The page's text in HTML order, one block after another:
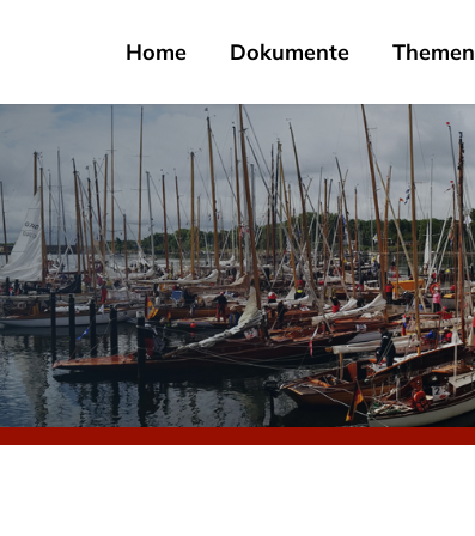
Home Dokumente Themen